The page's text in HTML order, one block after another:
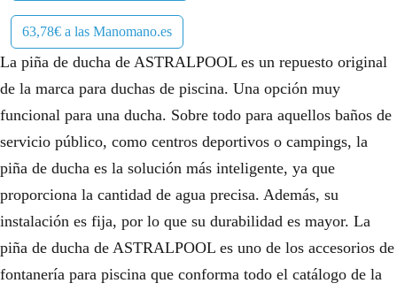
63,78€ a las Manomano.es
La piña de ducha de ASTRALPOOL es un repuesto original
de la marca para duchas de piscina. Una opción muy
funcional para una ducha. Sobre todo para aquellos baños de
servicio público, como centros deportivos o campings, la
piña de ducha es la solución más inteligente, ya que
proporciona la cantidad de agua precisa. Además, su
instalación es fija, por lo que su durabilidad es mayor. La
piña de ducha de ASTRALPOOL es uno de los accesorios de
fontanería para piscina que conforma todo el catálogo de la